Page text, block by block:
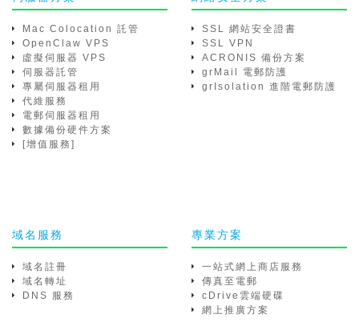
Mac Colocation 託管
OpenClaw VPS
虛擬伺服器 VPS
伺服器託管
專屬伺服器租用
代維服務
電郵伺服器租用
數據備份硬件方案
[增值服務]
SSL 網站安全證書
SSL VPN
ACRONIS 備份方案
grMail 電郵防護
grIsolation 進階電郵防護
域名服務
域名註冊
域名轉址
DNS 服務
專業方案
一站式網上商店服務
傳真至電郵
cDrive雲端硬碟
網上推廣方案